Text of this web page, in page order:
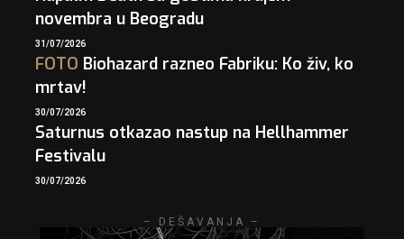
novembra u Beogradu
31/07/2026
FOTO Biohazard razneo Fabriku: Ko živ, ko
mrtav!
30/07/2026
Saturnus otkazao nastup na Hellhammer
Festivalu
30/07/2026
– DEŠAVANJA –